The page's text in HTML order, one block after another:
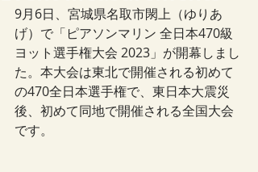
9月6日、宮城県名取市閖上（ゆりあ
げ）で「ピアソンマリン 全日本470級
ヨット選手権大会 2023」が開幕しまし
た。本大会は東北で開催される初めて
の470全日本選手権で、東日本大震災
後、初めて同地で開催される全国大会
です。